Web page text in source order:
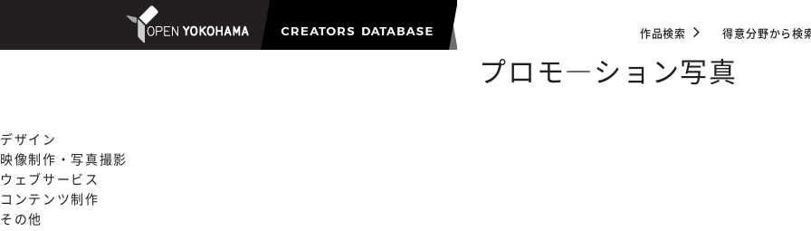
作品検索 得意分野から検
プロモ―ション写真
デザイン
映像制作・写真撮影
ウェブサービス
コンテンツ制作
その他